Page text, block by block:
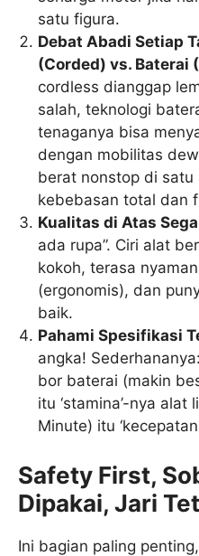
satu figura.
Debat Abadi Setiap
(Corded) vs. Baterai
cordless dianggap
salah, teknologi
tenaganya bisa
dengan mobilitas
berat nonstop di satu
kebebasan total dan
Kualitas di Atas
ada rupa”. Ciri alat
kokoh, terasa
(ergonomis), dan
baik.
Pahami Spesifikasi
angka!
bor baterai (makin
itu ‘stamina’-nya alat
Minute) itu
Safety First,
Dipakai, Jari
Ini bagian paling